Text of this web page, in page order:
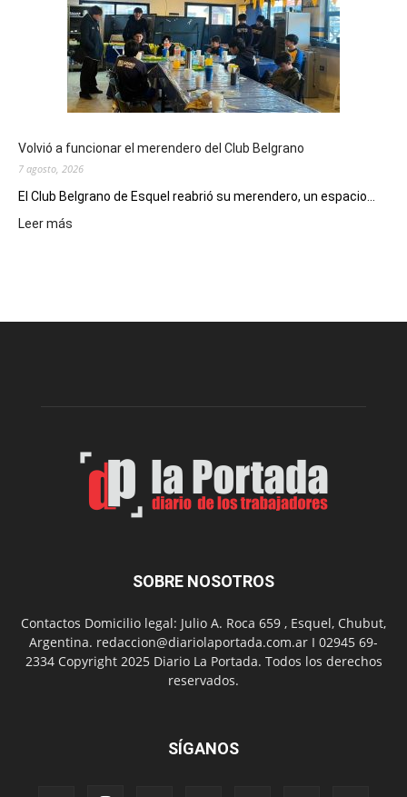
Municipal
presenta
dos
funciones
de
Spider
Un
Nuevo
Volvió a funcionar el merendero del Club Belgrano
7 agosto, 2026
El Club Belgrano de Esquel reabrió su merendero, un espacio...
Leer más
merendero
SOBRE NOSOTROS
Contactos Domicilio legal: Julio A. Roca 659 , Esquel, Chubut,
Argentina. redaccion@diariolaportada.com.ar I 02945 69-
2334 Copyright 2025 Diario La Portada. Todos los derechos
reservados.
SÍGANOS